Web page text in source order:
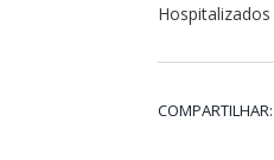
Hospitalizados
COMPARTILHAR: